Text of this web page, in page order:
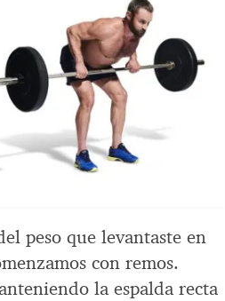
peso que levantaste en
con remos.
la espalda recta